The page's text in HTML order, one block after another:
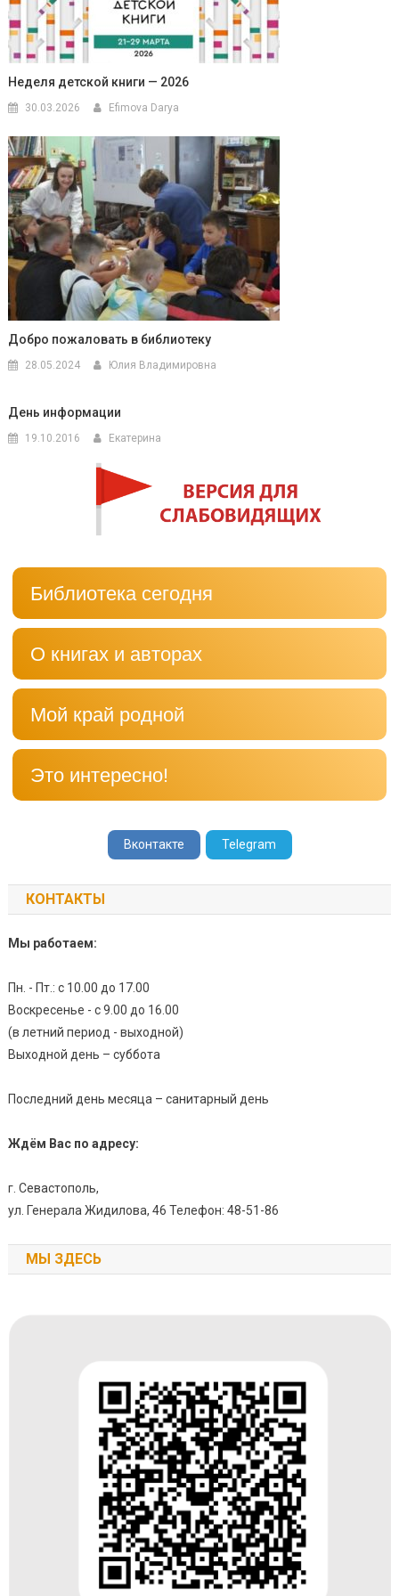
Неделя детской книги — 2026
30.03.2026 Efimova Darya
Добро пожаловать в библиотеку
28.05.2024 Юлия Владимировна
День информации
19.10.2016 Екатерина
Библиотека сегодня
О книгах и авторах
Мой край родной
Это интересно!
Вконтакте Telegram
КОНТАКТЫ
Мы работаем:
Пн. - Пт.: с 10.00 до 17.00
Воскресенье - с 9.00 до 16.00
(в летний период - выходной)
Выходной день – суббота
Последний день месяца – санитарный день
Ждём Вас по адресу:
г. Севастополь,
ул. Генерала Жидилова, 46 Телефон: 48-51-86
МЫ ЗДЕСЬ